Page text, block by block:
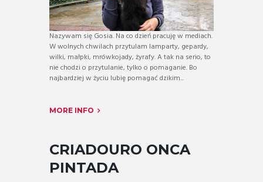
Nazywam się Gosia. Na co dzień pracuję w mediach.
W wolnych chwilach przytulam lamparty, gepardy,
wilki, małpki, mrówkojady, żyrafy. A tak na serio, to
nie chodzi o przytulanie, tylko o pomaganie. Bo
najbardziej w życiu lubię pomagać dzikim...
MORE INFO
CRIADOURO ONCA
PINTADA